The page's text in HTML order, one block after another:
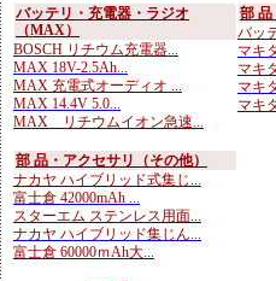
バッテリ・充電器・ラジオ
（MAX）
BOSCH リチウム充電器...
MAX 18V-2.5Ah...
MAX 充電式オーディオ ...
MAX 14.4V 5.0...
MAX リチウムイオン急速...
部 品
バッ
マキ
マキ
マキ
マキ
部 品・アクセサリ（その他）
ナカヤ ハイブリッド式集じ...
富士倉 42000mAh ...
スターエム ステンレス用面...
ナカヤ ハイブリッド集じん...
富士倉 60000ｍAh大...